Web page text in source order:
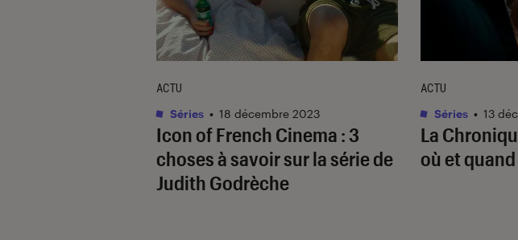
Icon of French Cinema : 3
choses à savoir sur la série de
Judith Godrèche
ACTU
Séries • 18 décembre 2023
La
où et
ACTU
Séries • 13